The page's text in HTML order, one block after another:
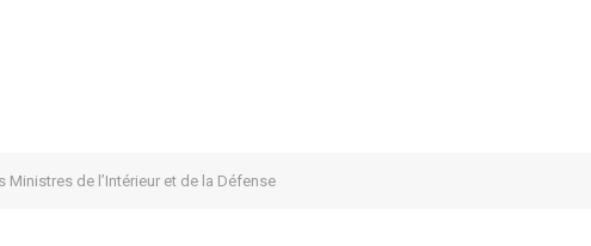
de l’Intérieur et de la Défense